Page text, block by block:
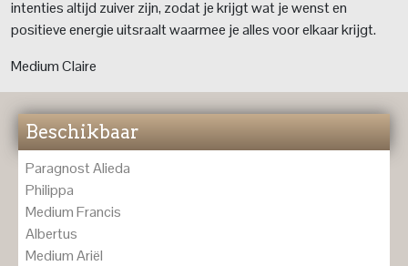
intenties altijd zuiver zijn, zodat je krijgt wat je wenst en
positieve energie uitsraalt waarmee je alles voor elkaar krijgt.
Medium Claire
Beschikbaar
Paragnost Alieda
Philippa
Medium Francis
Albertus
Medium Ariël